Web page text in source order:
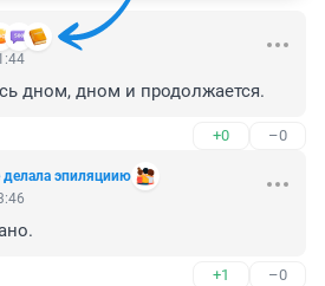
дном, дном и продолжается.
+0 –0
делала эпиляциию
+1 –0